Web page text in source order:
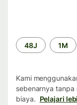
Periode
waktu
48J 1M
Kami
sebenarnya
biaya. Pelajari